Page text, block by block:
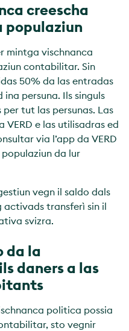
creescha
populaziun
mintga vischnanca
contabilitar. Sin
50% da las entradas
persuna. Ils singuls
tut las persunas. Las
e las utilisadras ed
via l’app da VERD
da lur
vegn il saldo dals
transferì sin il
svizra.
da la
daners a las
politica possia
sto vegnir